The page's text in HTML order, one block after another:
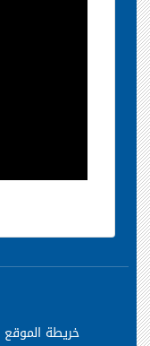
خريطة الموقع